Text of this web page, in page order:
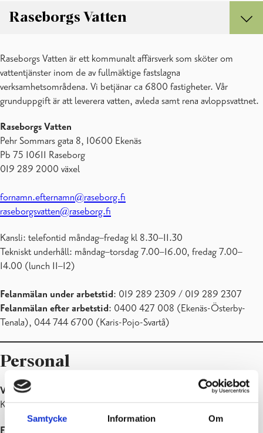
Samtycke Information Om
Raseborgs Vatten
Anslutning till vatten- och avloppsnätet
Bruksavtal
Driftstörningar och planerade arbeten
Fakturering
Vattenkvalitet och reningsresultat
Vattenmätarställning och -byte
Vattenbetalstation
Raseborgs Vatten är ett kommunalt affärsverk som sköter om
vattentjänster inom de av fullmäktige fastslagna
verksamhetsområdena. Vi betjänar ca 6800 fastigheter. Vår
grunduppgift är att leverera vatten, avleda samt rena avloppsvattnet.
Raseborgs Vatten
Pehr Sommars gata 8, 10600 Ekenäs
Pb 75 10611 Raseborg
019 289 2000 växel
fornamn.efternamn@raseborg.fi
raseborgsvatten@raseborg.fi
Kansli: telefontid måndag–fredag kl 8.30–11.30
Tekniskt underhåll: måndag–torsdag 7.00–16.00, fredag 7.00–
14.00 (lunch 11–12)
Felanmälan under arbetstid: 019 289 2309 / 019 289 2307
Felanmälan efter arbetstid: 0400 427 008 (Ekenäs-Österby-
Tenala), 044 744 6700 (Karis-Pojo-Svartå)
Personal
Vattenverkets direktör
Klara Eklund tfn 019 289 2303